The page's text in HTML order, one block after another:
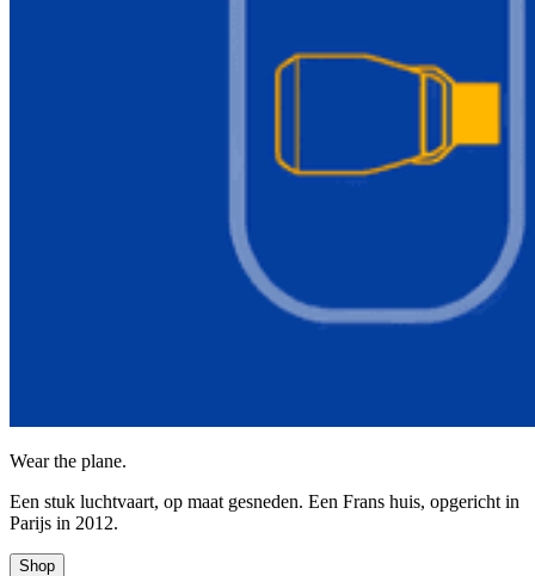
Wear the plane.
Een stuk luchtvaart, op maat gesneden. Een Frans huis, opgericht in
Parijs in 2012.
Shop